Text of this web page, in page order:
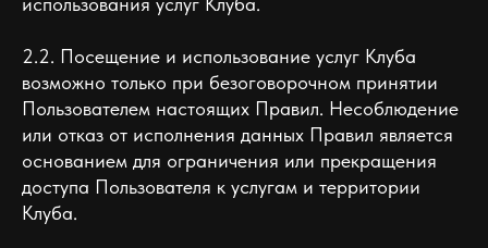
2.2. Посещение и использование услуг Клуба
возможно только при безоговорочном принятии
Пользователем настоящих Правил. Несоблюдение
или отказ от исполнения данных Правил является
основанием для ограничения или прекращения
доступа Пользователя к услугам и территории
Клуба.